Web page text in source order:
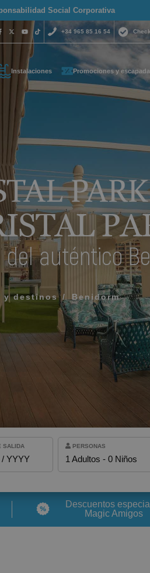
Social Corporativa
+34 965 85 16 54
¿Necesitas
contactar
+34 965
Estamos
hora del día.
¿Qué incluye mi
Cómo reservar y
Modificar mi reserva
Otras consultas
contacto y
posible
Instalaciones Promociones y
auténtico
y destinos Benidorm
SALIDA
YYYY
PERSONAS
1 Adultos - 0 Niños
Niños
Descuentos
Magic Amigos